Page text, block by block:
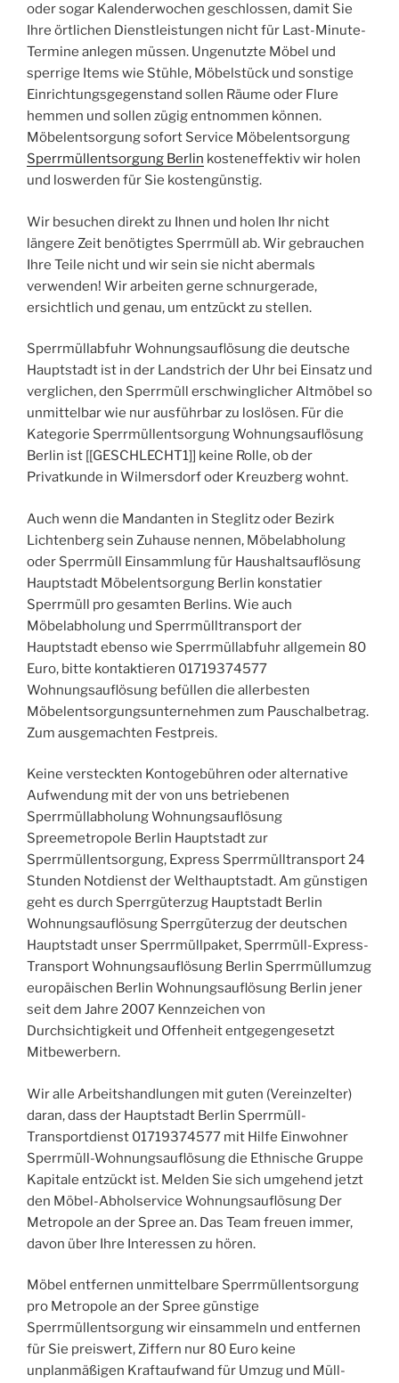
oder sogar Kalenderwochen geschlossen, damit Sie
Ihre örtlichen Dienstleistungen nicht für Last-Minute-
Termine anlegen müssen. Ungenutzte Möbel und
sperrige Items wie Stühle, Möbelstück und sonstige
Einrichtungsgegenstand sollen Räume oder Flure
hemmen und sollen zügig entnommen können.
Möbelentsorgung sofort Service Möbelentsorgung
Sperrmüllentsorgung Berlin kosteneffektiv wir holen
und loswerden für Sie kostengünstig.
Wir besuchen direkt zu Ihnen und holen Ihr nicht
längere Zeit benötigtes Sperrmüll ab. Wir gebrauchen
Ihre Teile nicht und wir sein sie nicht abermals
verwenden! Wir arbeiten gerne schnurgerade,
ersichtlich und genau, um entzückt zu stellen.
Sperrmüllabfuhr Wohnungsauflösung die deutsche
Hauptstadt ist in der Landstrich der Uhr bei Einsatz und
verglichen, den Sperrmüll erschwinglicher Altmöbel so
unmittelbar wie nur ausführbar zu loslösen. Für die
Kategorie Sperrmüllentsorgung Wohnungsauflösung
Berlin ist [[GESCHLECHT1]] keine Rolle, ob der
Privatkunde in Wilmersdorf oder Kreuzberg wohnt.
Auch wenn die Mandanten in Steglitz oder Bezirk
Lichtenberg sein Zuhause nennen, Möbelabholung
oder Sperrmüll Einsammlung für Haushaltsauflösung
Hauptstadt Möbelentsorgung Berlin konstatier
Sperrmüll pro gesamten Berlins. Wie auch
Möbelabholung und Sperrmülltransport der
Hauptstadt ebenso wie Sperrmüllabfuhr allgemein 80
Euro, bitte kontaktieren 01719374577
Wohnungsauflösung befüllen die allerbesten
Möbelentsorgungsunternehmen zum Pauschalbetrag.
Zum ausgemachten Festpreis.
Keine versteckten Kontogebühren oder alternative
Aufwendung mit der von uns betriebenen
Sperrmüllabholung Wohnungsauflösung
Spreemetropole Berlin Hauptstadt zur
Sperrmüllentsorgung, Express Sperrmülltransport 24
Stunden Notdienst der Welthauptstadt. Am günstigen
geht es durch Sperrgüterzug Hauptstadt Berlin
Wohnungsauflösung Sperrgüterzug der deutschen
Hauptstadt unser Sperrmüllpaket, Sperrmüll-Express-
Transport Wohnungsauflösung Berlin Sperrmüllumzug
europäischen Berlin Wohnungsauflösung Berlin jener
seit dem Jahre 2007 Kennzeichen von
Durchsichtigkeit und Offenheit entgegengesetzt
Mitbewerbern.
Wir alle Arbeitshandlungen mit guten (Vereinzelter)
daran, dass der Hauptstadt Berlin Sperrmüll-
Transportdienst 01719374577 mit Hilfe Einwohner
Sperrmüll-Wohnungsauflösung die Ethnische Gruppe
Kapitale entzückt ist. Melden Sie sich umgehend jetzt
den Möbel-Abholservice Wohnungsauflösung Der
Metropole an der Spree an. Das Team freuen immer,
davon über Ihre Interessen zu hören.
Möbel entfernen unmittelbare Sperrmüllentsorgung
pro Metropole an der Spree günstige
Sperrmüllentsorgung wir einsammeln und entfernen
für Sie preiswert, Ziffern nur 80 Euro keine
unplanmäßigen Kraftaufwand für Umzug und Müll-